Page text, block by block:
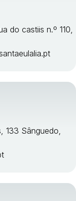
do castiis n.º 110,
133 Sânguedo,